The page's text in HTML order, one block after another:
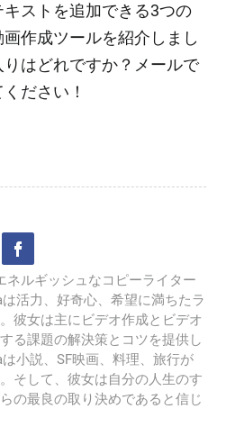
ストを追加できる3つの
作成ツールを紹介しまし
はどれですか？メールで
ださい！
ネルギッシュなコピーライター
活力、好奇心、希望に満ちたラ
彼女は主にビデオ作成とビデオ
る課題の解決策とコツを提供し
は小説、SF映画、料理、旅行が
そして、彼女は自分の人生のす
の最良の取り決めであると信じ